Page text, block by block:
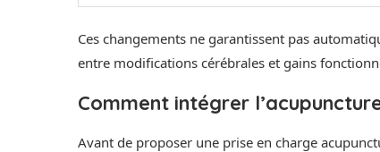
Ces changements ne garantissent pas
entre modifications cérébrales et gains
Comment intégrer
Avant de proposer une prise en charge